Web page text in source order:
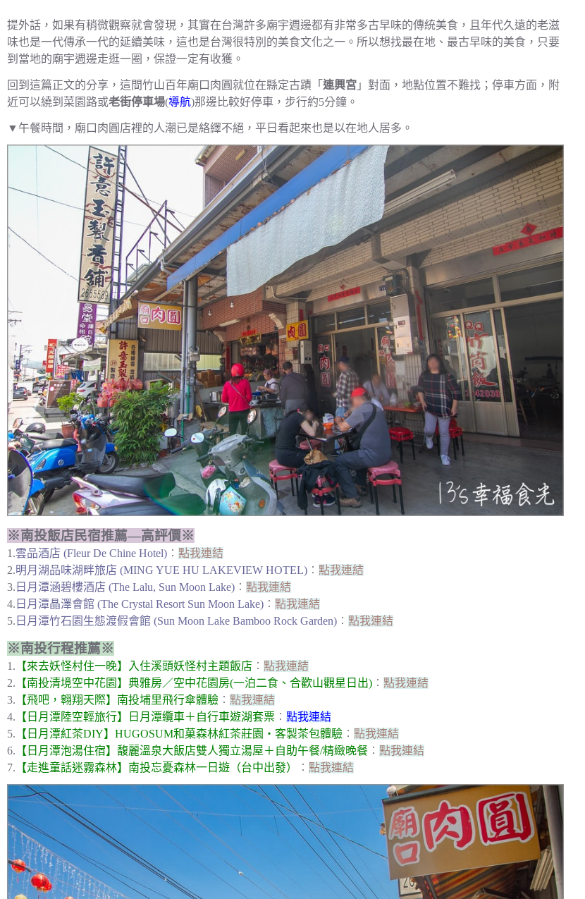
提外話，如果有稍微觀察就會發現，其實在台灣許多廟宇週邊都有非常多古早味的傳統美食，且年代久遠的老滋
味也是一代傳承一代的延續美味，這也是台灣很特別的美食文化之一。所以想找最在地、最古早味的美食，只要
到當地的廟宇週邊走逛一圈，保證一定有收獲。
回到這篇正文的分享，這間竹山百年廟口肉圓就位在縣定古蹟「 連興宮 」對面，地點位置不難找；停車方面，附
近可以繞到菜園路或老街停車場(導航)那邊比較好停車，步行約5分鐘。
▼午餐時間，廟口肉圓店裡的人潮已是絡繹不絕，平日看起來也是以在地人居多。
※南投飯店民宿推薦—高評價※
1.雲品酒店 (Fleur De Chine Hotel) ︰ 點我連結
2.明月湖品味湖畔旅店 (MING YUE HU LAKEVIEW HOTEL) ︰ 點我連結
3. 日月潭涵碧樓酒店 (The Lalu, Sun Moon Lake) ︰ 點我連結
4. 日月潭晶澤會館 (The Crystal Resort Sun Moon Lake) ︰ 點我連結
5. 日月潭竹石園生態渡假會館 (Sun Moon Lake Bamboo Rock Garden) ︰ 點我連結
※南投行程推薦※
1. 【來去妖怪村住一晚】入住溪頭妖怪村主題飯店 ︰ 點我連結
2. 【南投清境空中花園】典雅房／空中花園房(一泊二食、合歡山觀星日出) ︰ 點我連結
3. 【飛吧，翱翔天際】南投埔里飛行傘體驗 ︰ 點我連結
4. 【日月潭陸空輕旅行】日月潭纜車＋自行車遊湖套票 ︰ 點我連結
5. 【日月潭紅茶DIY】HUGOSUM和菓森林紅茶莊園・客製茶包體驗 ︰ 點我連結
6. 【日月潭泡湯住宿】馥麗溫泉大飯店雙人獨立湯屋＋自助午餐/精緻晚餐 ︰ 點我連結
7. 【走進童話迷霧森林】南投忘憂森林一日遊（台中出發） ︰ 點我連結